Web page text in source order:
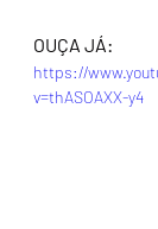
OUÇA JÁ:
https://
v=thASOAXX-y4